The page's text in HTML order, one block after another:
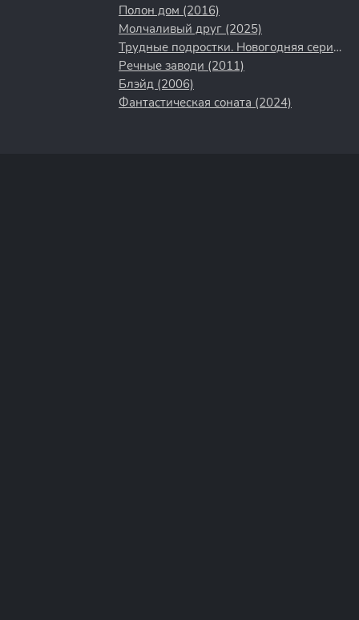
Полон дом (2016)
Молчаливый друг (2025)
Трудные подростки. Новогодняя серия (2021)
Речные заводи (2011)
Блэйд (2006)
Фантастическая соната (2024)